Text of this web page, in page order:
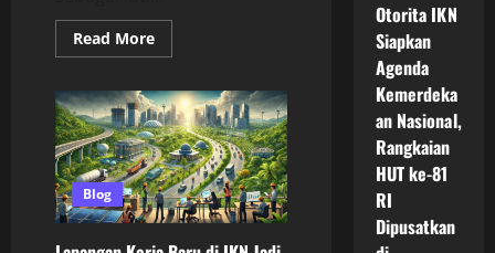
Read MoreRead
more
Investasi
Properti
Di
IKN
Yang
Diprediksi
Menjadi
Magnet
Baru
Blog
Otorita IKN
Siapkan
Agenda
Kemerdeka
an Nasional,
Rangkaian
HUT ke-81
RI
Dipusatkan